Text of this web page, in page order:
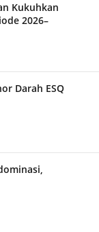
Kukuhkan
2026–
Darah ESQ